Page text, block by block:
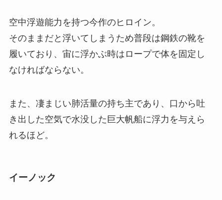
空中浮遊能力を持つ今作のヒロイン。
そのままだと浮いてしまうため普段は鋼鉄の靴を
履いており、宙に浮かぶ時はロープで体を固定し
なければならない。
また、凄まじい肺活量の持ち主であり、口から吐
き出した空気で水没した巨大帆船に浮力を与えら
れるほど。
イーノック